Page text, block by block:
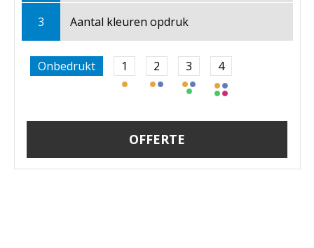
3 Aantal kleuren opdruk
Onbedrukt 1 2 3 4
OFFERTE